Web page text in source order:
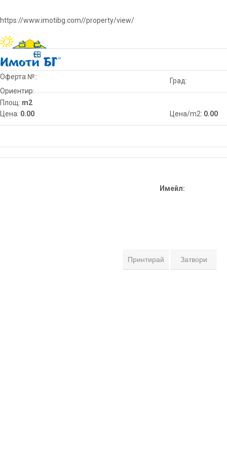
https://www.imotibg.com//property/view/
Оферта №::
Град:
Ориентир:
Площ: m2
Цена: 0.00 Цена/m2: 0.00
Имейл: